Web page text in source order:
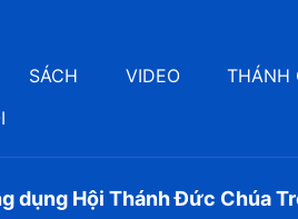
SÁCH VIDEO THÁNH
dụng Hội Thánh Đức Chúa